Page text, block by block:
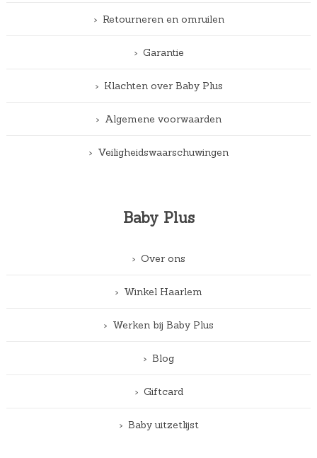
Retourneren en omruilen
Garantie
Klachten over Baby Plus
Algemene voorwaarden
Veiligheidswaarschuwingen
Baby Plus
Over ons
Winkel Haarlem
Werken bij Baby Plus
Blog
Giftcard
Baby uitzetlijst